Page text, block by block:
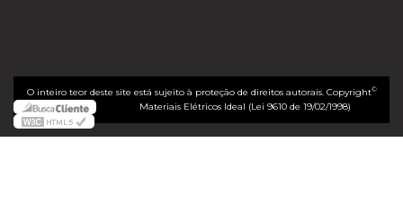
O inteiro teor deste site está sujeito à proteção de direitos autorais. Copyright©
Materiais Elétricos Ideal (Lei 9610 de 19/02/1998)